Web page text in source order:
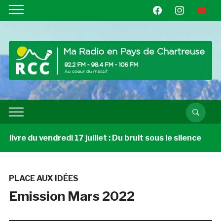
facebookinstagramyoutube
du vendredi 17 juillet : Du bruit sous le silence
PLACE AUX IDÉES
Emission Mars 2022